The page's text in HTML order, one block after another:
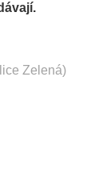
Zelená)